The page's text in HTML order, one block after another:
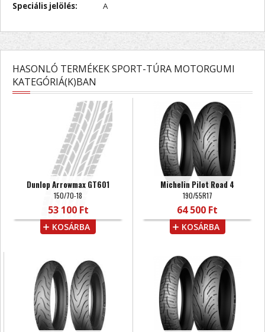
Speciális jelölés:
A
HASONLÓ TERMÉKEK SPORT-TÚRA MOTORGUMI
KATEGÓRIÁ(K)BAN
Dunlop Arrowmax GT601
150/70-18
53 100 Ft
KOSÁRBA
Michelin Pilot Road 4
190/55R17
64 500 Ft
KOSÁRBA